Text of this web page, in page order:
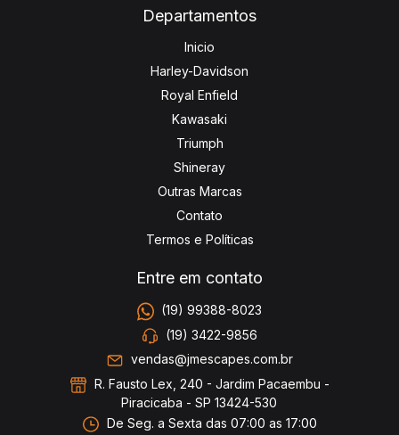
Departamentos
Inicio
Harley-Davidson
Royal Enfield
Kawasaki
Triumph
Shineray
Outras Marcas
Contato
Termos e Políticas
Entre em contato
(19) 99388-8023
(19) 3422-9856
vendas@jmescapes.com.br
R. Fausto Lex, 240 - Jardim Pacaembu -
Piracicaba - SP 13424-530
De Seg. a Sexta das 07:00 as 17:00